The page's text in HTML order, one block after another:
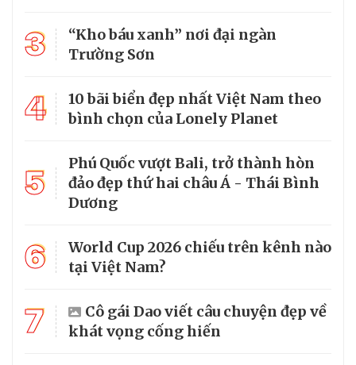
3
“Kho báu xanh” nơi đại ngàn
Trường Sơn
4
10 bãi biển đẹp nhất Việt Nam theo
bình chọn của Lonely Planet
5
Phú Quốc vượt Bali, trở thành hòn
đảo đẹp thứ hai châu Á - Thái Bình
Dương
6
World Cup 2026 chiếu trên kênh nào
tại Việt Nam?
7
Cô gái Dao viết câu chuyện đẹp về
khát vọng cống hiến